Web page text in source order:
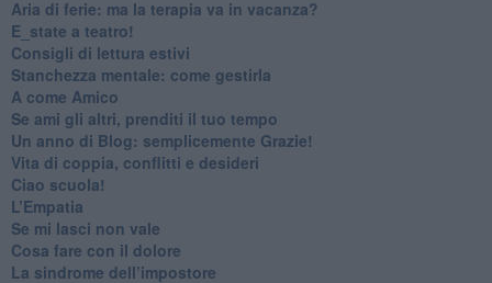
​Aria di ferie: ma la terapia va in vacanza?
​E_state a teatro!
​Consigli di lettura estivi
​Stanchezza mentale: come gestirla
​A come Amico
​Se ami gli altri, prenditi il tuo tempo
​Un anno di Blog: semplicemente Grazie!
​Vita di coppia, conflitti e desideri
​Ciao scuola!
​L’Empatia
​Se mi lasci non vale
Cosa fare con il dolore
​La sindrome dell’impostore